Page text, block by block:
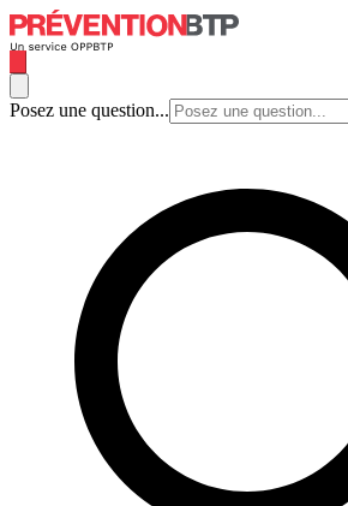
Posez une question...